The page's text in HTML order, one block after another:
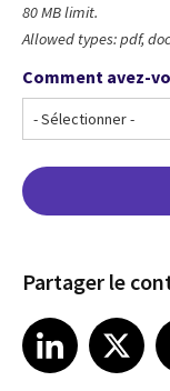
80 MB limit.
Allowed types: pdf,
Comment avez-
Comment
avez-
vous
connu
cet
événement
Partager le
Share article on LinkedIn
LinkedIn
Share article on X